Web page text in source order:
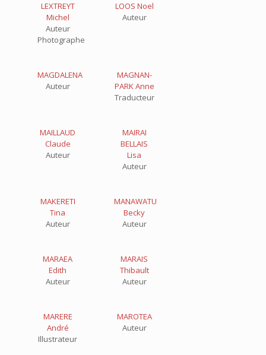
LEXTREYT
Michel
Auteur
Photographe
LOOS Noel
Auteur
MAGDALENA
Auteur
MAGNAN-
PARK Anne
Traducteur
MAILLAUD
Claude
Auteur
MAIRAI
BELLAIS
Lisa
Auteur
MAKERETI
Tina
Auteur
MANAWATU
Becky
Auteur
MARAEA
Edith
Auteur
MARAIS
Thibault
Auteur
MARERE
André
Illustrateur
MAROTEA
Auteur